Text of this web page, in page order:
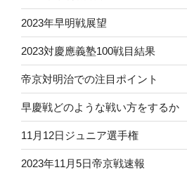
2023年早明戦展望
2023対慶應義塾100戦目結果
帝京対明治での注目ポイント
早慶戦どのような戦い方をするか
11月12日ジュニア選手権
2023年11月5日帝京戦速報